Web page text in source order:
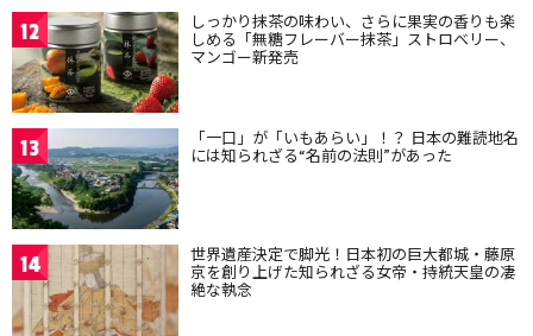
12 しっかり抹茶の味わい、さらに果実の香りも楽
しめる「無糖フレーバー抹茶」ストロベリー、
マンゴー新発売
13 「一口」が「いもあらい」！？ 日本の難読地名
には知られざる“名前の法則”があった
14 世界遺産決定で脚光！日本初の巨大都城・藤原
京を創り上げた知られざる女帝・持統天皇の凄
絶な執念